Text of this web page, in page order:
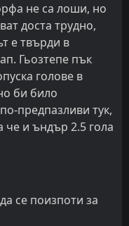
не са лоши, но
доста трудно,
е твърди в
Гьозтепе пък
голове в
би било
предпазливи тук,
че и ъндър 2.5 гола
се поизпоти за